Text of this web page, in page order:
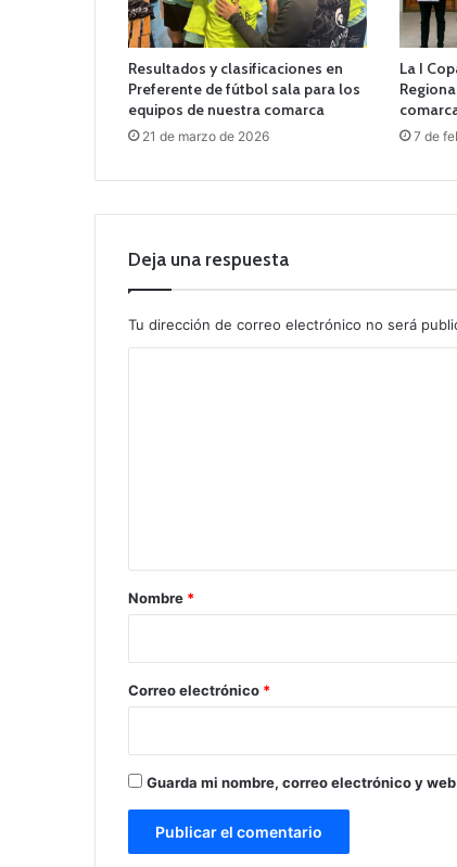
Resultados y clasificaciones en
Preferente de fútbol sala para los
equipos de nuestra comarca
21 de marzo de 2026
La I
7 de
Deja una respuesta
Tu dirección de correo electrónico no será
r
*
Nombre *
Correo electrónico *
Guarda mi nombre, correo electrónico y